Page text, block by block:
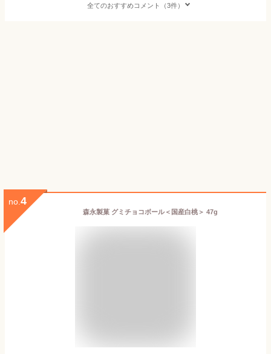
全てのおすすめコメント（3件）
no. 4
森永製菓 グミチョコボール＜国産白桃＞ 47g